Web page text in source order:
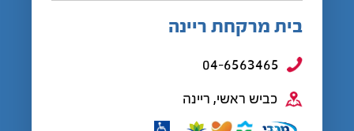
בית מרקחת ריינה
04-6563465
כביש ראשי, ריינה